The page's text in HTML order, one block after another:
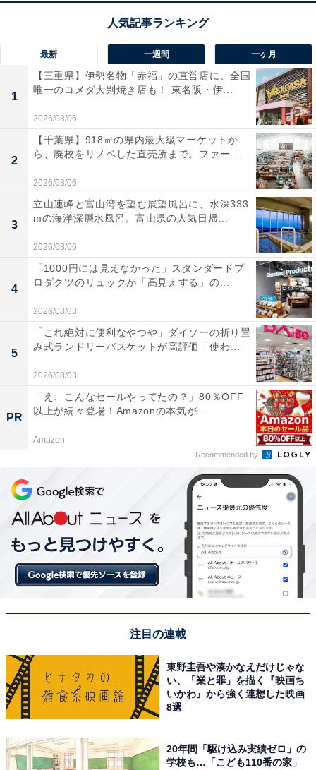
最新 一週間 一ヶ月
1
【三重県】伊勢名物「赤福」の直営店に、全国
唯一のコメダ大判焼き店も！ 東名阪・伊...
2026/08/06
2
【千葉県】918㎡の県内最大級マーケットか
ら、廃校をリノベした直売所まで。ファー...
2026/08/06
3
立山連峰と富山湾を望む展望風呂に、水深333
mの海洋深層水風呂。富山県の人気日帰...
2026/08/06
4
「1000円には見えなかった」スタンダードプ
ロダクツのリュックが「高見えする」の...
2026/08/03
5
「これ絶対に便利なやつや」ダイソーの折り畳
み式ランドリーバスケットが高評価「使わ...
2026/08/03
PR
「え、こんなセールやってたの？」80％OFF
以上が続々登場！Amazonの本気が...
Amazon
Recommended by
注目の連載
東野圭吾や湊かなえだけじゃな
い、「業と罪」を描く『映画ち
いかわ』から強く連想した映画
8選
20年間「駆け込み実績ゼロ」の
学校も…「こども110番の家」